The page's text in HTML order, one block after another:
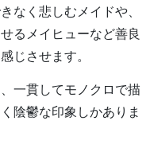
なく悲しむメイドや、
るメイヒューなど善良
じさせます。
一貫してモノクロで描
陰鬱な印象しかありま